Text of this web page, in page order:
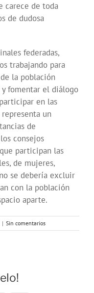
carece de toda
de dudosa
federadas,
trabajando para
la población
fomentar el diálogo
en las
un
de
consejos
participan las
de mujeres,
se debería excluir
con la población
aparte.
| Sin comentarios